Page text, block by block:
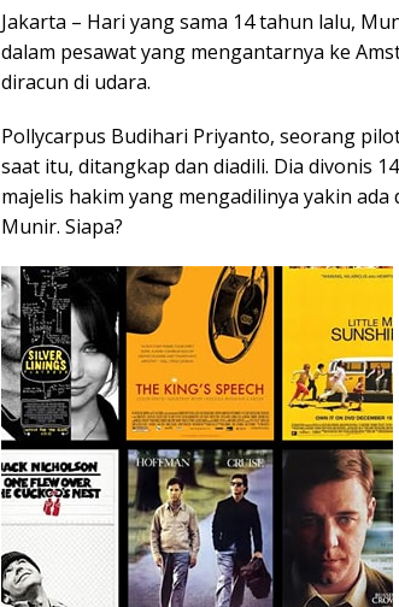
Jakarta – Hari yang sama 14 tahun lalu,
dalam pesawat yang mengantarnya ke
diracun di udara.
Pollycarpus Budihari Priyanto, seorang
saat itu, ditangkap dan diadili. Dia divonis
majelis hakim yang mengadilinya yakin
Munir. Siapa?